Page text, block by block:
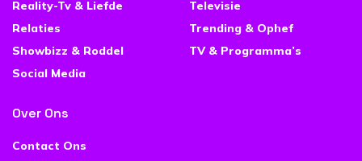
Reality-Tv & Liefde
Relaties
Showbizz & Roddel
Social Media
Televisie
Trending & Ophef
TV & Programma’s
Over Ons
Contact Ons